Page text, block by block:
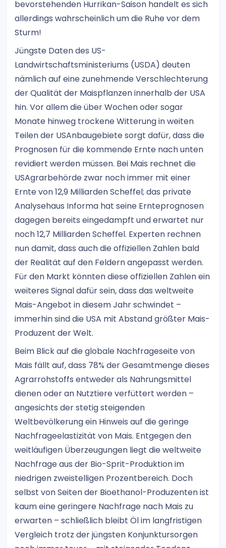
bevorstehenden Hurrikan-Saison handelt es sich
allerdings wahrscheinlich um die Ruhe vor dem
Sturm!
Jüngste Daten des US-
Landwirtschaftsministeriums (USDA) deuten
nämlich auf eine zunehmende Verschlechterung
der Qualität der Maispflanzen innerhalb der USA
hin. Vor allem die über Wochen oder sogar
Monate hinweg trockene Witterung in weiten
Teilen der USAnbaugebiete sorgt dafür, dass die
Prognosen für die kommende Ernte nach unten
revidiert werden müssen. Bei Mais rechnet die
USAgrarbehörde zwar noch immer mit einer
Ernte von 12,9 Milliarden Scheffel; das private
Analysehaus Informa hat seine Ernteprognosen
dagegen bereits eingedampft und erwartet nur
noch 12,7 Milliarden Scheffel. Experten rechnen
nun damit, dass auch die offiziellen Zahlen bald
der Realität auf den Feldern angepasst werden.
Für den Markt könnten diese offiziellen Zahlen ein
weiteres Signal dafür sein, dass das weltweite
Mais-Angebot in diesem Jahr schwindet –
immerhin sind die USA mit Abstand größter Mais-
Produzent der Welt.
Beim Blick auf die globale Nachfrageseite von
Mais fällt auf, dass 78% der Gesamtmenge dieses
Agrarrohstoffs entweder als Nahrungsmittel
dienen oder an Nutztiere verfüttert werden –
angesichts der stetig steigenden
Weltbevölkerung ein Hinweis auf die geringe
Nachfrageelastizität von Mais. Entgegen den
weitläufigen Überzeugungen liegt die weltweite
Nachfrage aus der Bio-Sprit-Produktion im
niedrigen zweistelligen Prozentbereich. Doch
selbst von Seiten der Bioethanol-Produzenten ist
kaum eine geringere Nachfrage nach Mais zu
erwarten – schließlich bleibt Öl im langfristigen
Vergleich trotz der jüngsten Konjunktursorgen